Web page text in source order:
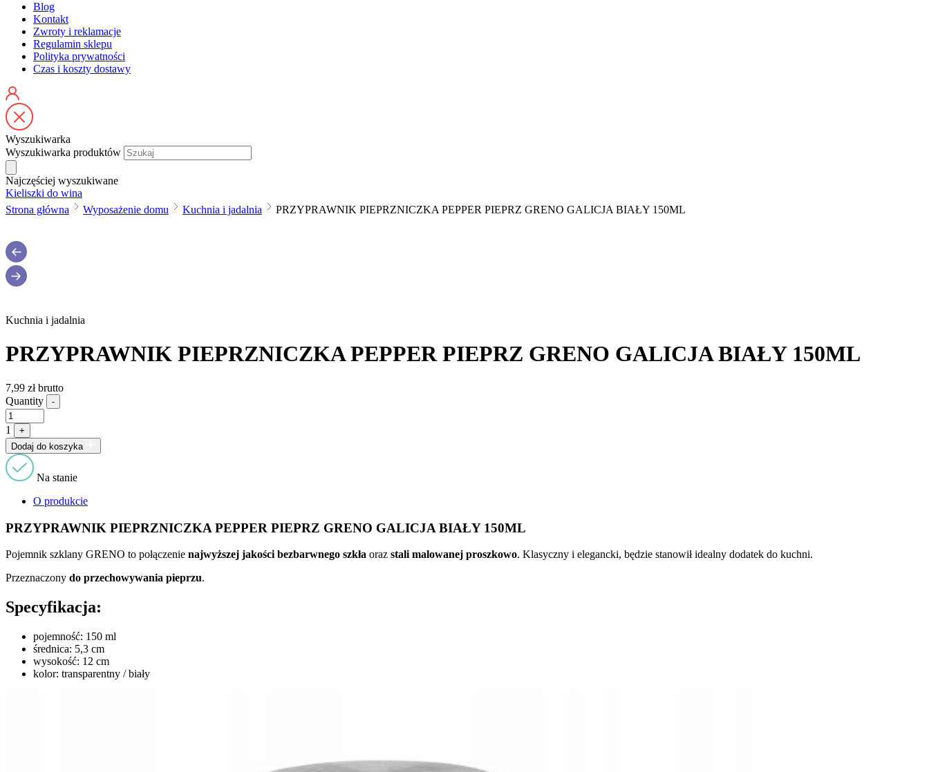
Blog
Kontakt
Zwroty i reklamacje
Regulamin sklepu
Polityka prywatności
Czas i koszty dostawy
Wyszukiwarka
Wyszukiwarka produktów
Najczęściej wyszukiwane
Kieliszki do wina
Strona główna
Wyposażenie domu Kuchnia i jadalnia PRZYPRAWNIK PIEPRZNICZKA PEPPER PIEPRZ GRENO GALICJA BIAŁY 150ML
Kuchnia i jadalnia
PRZYPRAWNIK PIEPRZNICZKA PEPPER PIEPRZ GRENO GALICJA BIAŁY 150ML
7,99 zł brutto
Quantity
-
1
+
Dodaj do koszyka
Na stanie
O produkcie
PRZYPRAWNIK PIEPRZNICZKA PEPPER PIEPRZ GRENO GALICJA BIAŁY 150ML
Pojemnik szklany GRENO to połączenie najwyższej jakości bezbarwnego szkła oraz stali malowanej proszkowo. Klasyczny i elegancki, będzie stanowił idealny dodatek do kuchni.
Przeznaczony do przechowywania pieprzu.
Specyfikacja:
pojemność: 150 ml
średnica: 5,3 cm
wysokość: 12 cm
kolor: transparentny / biały